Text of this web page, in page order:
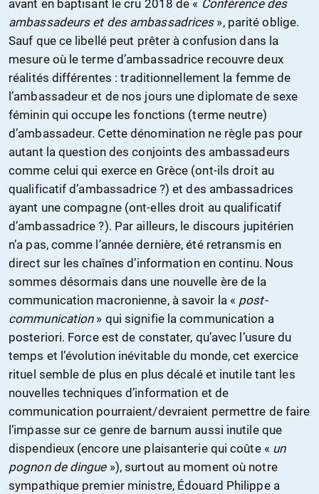
avant en baptisant le cru 2018 de « Conférence des
ambassadeurs et des ambassadrices», parité oblige.
Sauf que ce libellé peut prêter à confusion dans la
mesure où le terme d’ambassadrice recouvre deux
réalités différentes : traditionnellement la femme de
l’ambassadeur et de nos jours une diplomate de sexe
féminin qui occupe les fonctions (terme neutre)
d’ambassadeur. Cette dénomination ne règle pas pour
autant la question des conjoints des ambassadeurs
comme celui qui exerce en Grèce (ont-ils droit au
qualificatif d’ambassadrice ?) et des ambassadrices
ayant une compagne (ont-elles droit au qualificatif
d’ambassadrice ?). Par ailleurs, le discours jupitérien
n’a pas, comme l’année dernière, été retransmis en
direct sur les chaînes d’information en continu. Nous
sommes désormais dans une nouvelle ère de la
communication macronienne, à savoir la « post-
communication» qui signifie la communication a
posteriori. Force est de constater, qu’avec l’usure du
temps et l’évolution inévitable du monde, cet exercice
rituel semble de plus en plus décalé et inutile tant les
nouvelles techniques d’information et de
communication pourraient/devraient permettre de faire
l’impasse sur ce genre de barnum aussi inutile que
dispendieux (encore une plaisanterie qui coûte « un
pognon de dingue»), surtout au moment où notre
sympathique premier ministre, Édouard Philippe a